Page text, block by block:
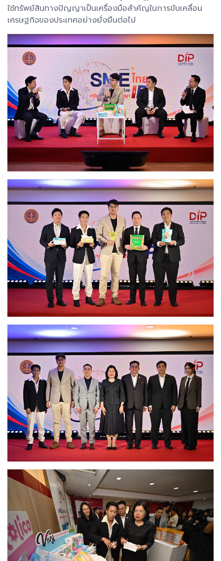
ใช้ทรัพย์สินทางปัญญาเป็นเครื่องมือสำคัญในการขับเคลื่อน
เศรษฐกิจของประเทศอย่างยั่งยืนต่อไป